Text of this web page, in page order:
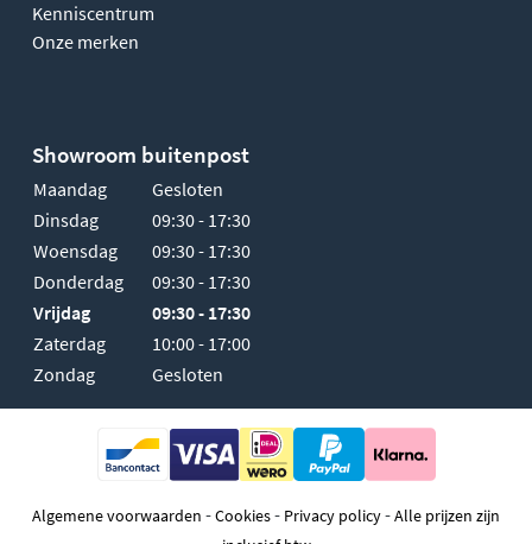
Kenniscentrum
Onze merken
Showroom buitenpost
Maandag
Gesloten
Dinsdag
09:30 - 17:30
Woensdag
09:30 - 17:30
Donderdag
09:30 - 17:30
Vrijdag
09:30 - 17:30
Zaterdag
10:00 - 17:00
Zondag
Gesloten
Algemene voorwaarden -Cookies- Privacy policy-Alle prijzen zijn